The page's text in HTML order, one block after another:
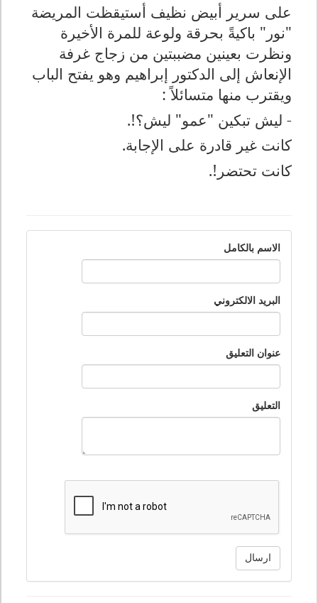
على سرير أبيض نظيف أستيقظت المريضة
"نور" باكيةً بحرقة ولوعة للمرة الأخيرة
ونظرت بعينين مضببتين من زجاج غرفة
الإنعاش إلى الدكتور إبراهيم وهو يفتح الباب
ويقترب منها متسائلاً :
- ليش تبكين "عمو" ليش؟!.
كانت غير قادرة على الإجابة.
كانت تحتضر!.
الاسم بالكامل
البريد الالكتروني
عنوان التعليق
التعليق
ارسال